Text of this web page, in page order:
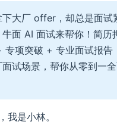
下大厂 offer，却总是面试
牛面 AI 面试来帮你！简历
专项突破 + 专业面试报告
面试场景，帮你从零到一
我是小林。